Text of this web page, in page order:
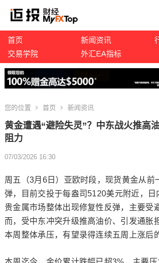
首页 新闻资讯
交易学院
外汇EA指标
您的位置 首页 新闻资讯
黄金遭遇“避险失灵”？中东战火推高
阻力
07/03/2026 16:30
周五（3月6日）亚欧时段，现货黄金从前
弹，目前交投于每盎司5120美元附近，日
贵金属市场整体出现修复性反弹，主要受
而，受中东冲突升级推高油价、引发通胀
本周整体承压，有望录得连续五周上涨后